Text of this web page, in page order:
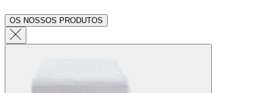
OS NOSSOS PRODUTOS